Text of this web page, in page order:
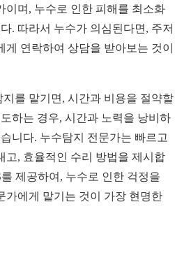
이며, 누수로 인한 피해를 최소화
. 따라서 누수가 의심된다면, 주저
연락하여 상담을 받아보는 것이
를 맡기면, 시간과 비용을 절약할
하는 경우, 시간과 노력을 낭비하
니다. 누수탐지 전문가는 빠르고
고, 효율적인 수리 방법을 제시합
제공하여, 누수로 인한 걱정을
가에게 맡기는 것이 가장 현명한